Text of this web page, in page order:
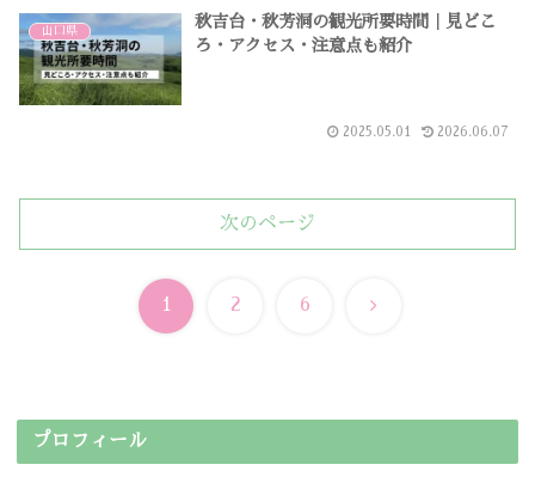
山口県
秋吉台・秋芳洞の観光所要時間｜見どこ
ろ・アクセス・注意点も紹介
2025.05.01 2026.06.07
次のページ
1 2 6 次
プロフィール